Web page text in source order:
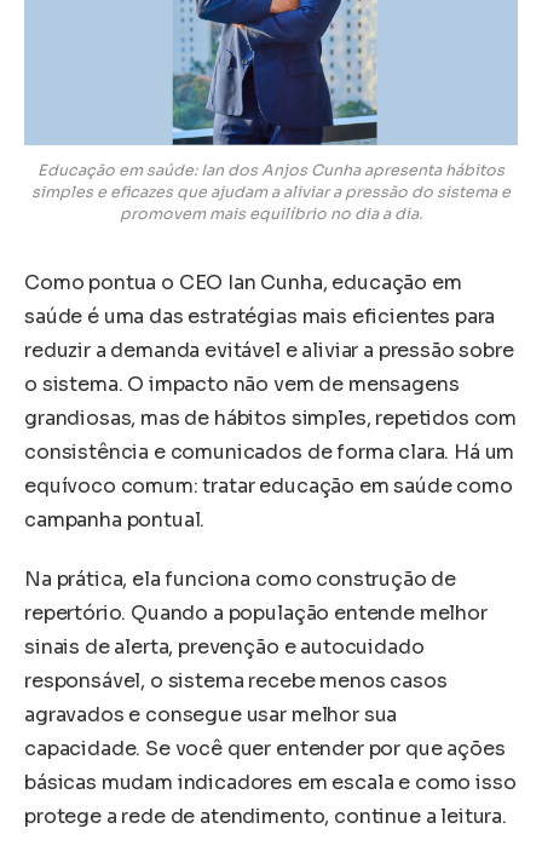
Educação em saúde: Ian dos Anjos Cunha apresenta hábitos
simples e eficazes que ajudam a aliviar a pressão do sistema e
promovem mais equilíbrio no dia a dia.
Como pontua o CEO Ian Cunha, educação em
saúde é uma das estratégias mais eficientes para
reduzir a demanda evitável e aliviar a pressão sobre
o sistema. O impacto não vem de mensagens
grandiosas, mas de hábitos simples, repetidos com
consistência e comunicados de forma clara. Há um
equívoco comum: tratar educação em saúde como
campanha pontual.
Na prática, ela funciona como construção de
repertório. Quando a população entende melhor
sinais de alerta, prevenção e autocuidado
responsável, o sistema recebe menos casos
agravados e consegue usar melhor sua
capacidade. Se você quer entender por que ações
básicas mudam indicadores em escala e como isso
protege a rede de atendimento, continue a leitura.